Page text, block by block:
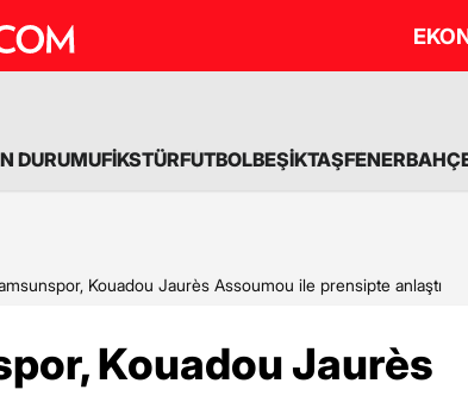
DURUMUFİKSTÜRFUTBOLBEŞİKTAŞ
Kouadou Jaurès Assoumou ile prensipte anlaştı
Kouadou Jaurès